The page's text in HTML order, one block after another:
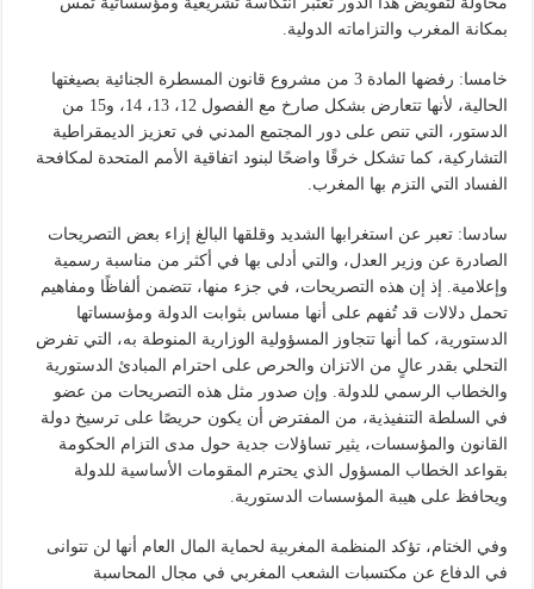
بمكانة المغرب والتزاماته الدولية.
خامسا: رفضها المادة 3 من مشروع قانون المسطرة الجنائية بصيغتها
الحالية، لأنها تتعارض بشكل صارخ مع الفصول 12، 13، 14، و15 من
الدستور، التي تنص على دور المجتمع المدني في تعزيز الديمقراطية
التشاركية، كما تشكل خرقًا واضحًا لبنود اتفاقية الأمم المتحدة لمكافحة
الفساد التي التزم بها المغرب.
سادسا: تعبر عن استغرابها الشديد وقلقها البالغ إزاء بعض التصريحات
الصادرة عن وزير العدل، والتي أدلى بها في أكثر من مناسبة رسمية
وإعلامية. إذ إن هذه التصريحات، في جزء منها، تتضمن ألفاظًا ومفاهيم
تحمل دلالات قد تُفهم على أنها مساس بثوابت الدولة ومؤسساتها
الدستورية، كما أنها تتجاوز المسؤولية الوزارية المنوطة به، التي تفرض
التحلي بقدر عالٍ من الاتزان والحرص على احترام المبادئ الدستورية
والخطاب الرسمي للدولة. وإن صدور مثل هذه التصريحات من عضو
في السلطة التنفيذية، من المفترض أن يكون حريصًا على ترسيخ دولة
القانون والمؤسسات، يثير تساؤلات جدية حول مدى التزام الحكومة
بقواعد الخطاب المسؤول الذي يحترم المقومات الأساسية للدولة
ويحافظ على هيبة المؤسسات الدستورية.
وفي الختام، تؤكد المنظمة المغربية لحماية المال العام أنها لن تتوانى
في الدفاع عن مكتسبات الشعب المغربي في مجال المحاسبة